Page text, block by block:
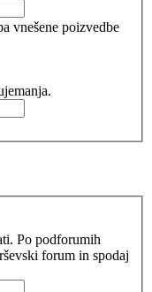
vnešene poizvedbe
Po podforumih
forum in spodaj